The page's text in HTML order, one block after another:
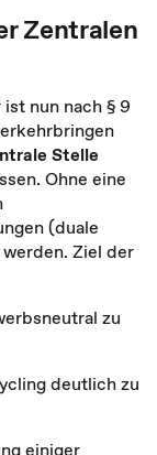
Zentralen
nun nach § 9
Stelle
Ohne eine
(duale
Ziel der
zu
deutlich zu
einiger